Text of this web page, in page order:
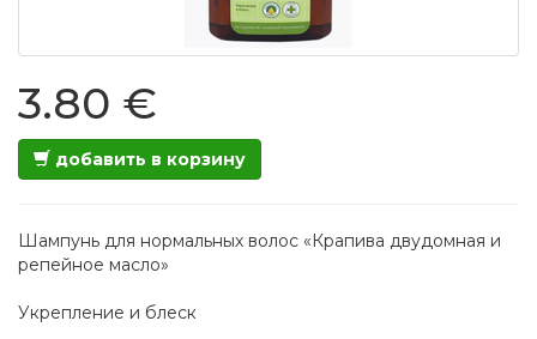
3.80 €
добавить в корзину
Шампунь для нормальных волос «Крапива двудомная и
репейное масло»
Укрепление и блеск